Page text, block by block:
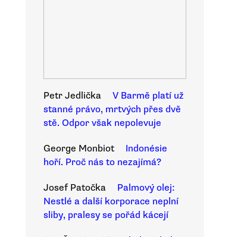
Petr Jedlička
V Barmě platí už
stanné právo, mrtvých přes dvě
stě. Odpor však nepolevuje
George Monbiot
Indonésie
hoří. Proč nás to nezajímá?
Josef Patočka
Palmový olej:
Nestlé a další korporace neplní
sliby, pralesy se pořád kácejí